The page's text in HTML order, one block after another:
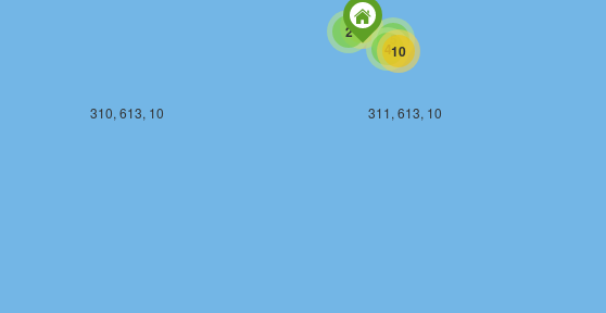
310, 613, 10 311, 613, 10
210
410
5